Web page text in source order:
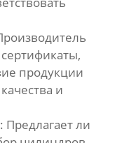
продукции
и
Предлагает ли